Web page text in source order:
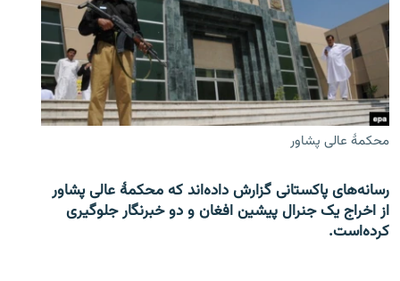
محکمۀ عالی پشاور
رسانه‌های پاکستانی گزارش داده‌اند که محکمۀ عالی پشاور
از اخراج یک جنرال پیشین افغان و دو خبرنگار جلوگیری
کرده‌است.